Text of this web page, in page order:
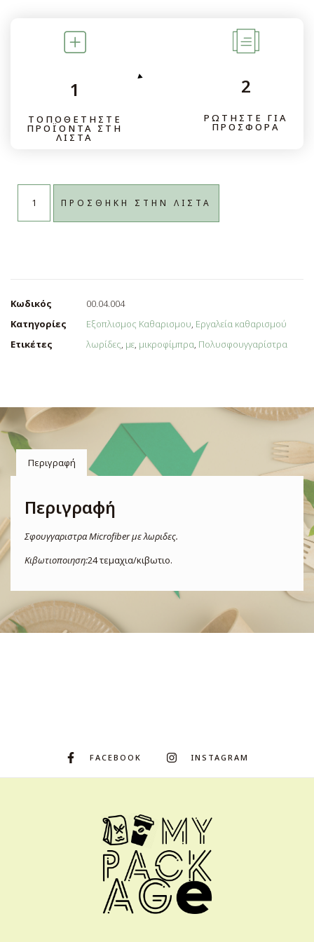
1
ΤΟΠΟΘΕΤΗΣΤΕ
ΠΡΟΪΟΝΤΑ ΣΤΗ
ΛΙΣΤΑ
2
ΡΩΤΗΣΤΕ ΓΙΑ
ΠΡΟΣΦΟΡΑ
ΠΡΟΣΘΗΚΗ ΣΤΗΝ ΛΙΣΤΑ
Κωδικός
00.04.004
Κατηγορίες
Εξοπλισμος Καθαρισμου, Εργαλεία καθαρισμού
Ετικέτες
λωρίδες, με, μικροφίμπρα, Πολυσφουγγαρίστρα
Περιγραφή
Περιγραφή
Σφουγγαριστρα Microfiber με λωριδες.
Κιβωτιοποιηση:24τεμαχια/κιβωτιο.
FACEBOOK INSTAGRAM
3rd Party Cookies